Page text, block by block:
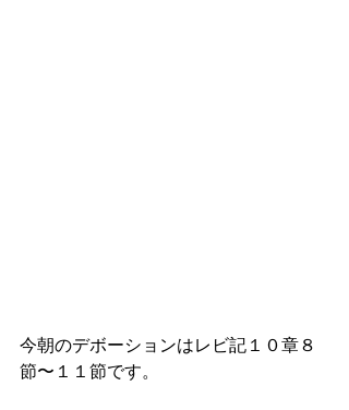
今朝のデボーションはレビ記１０章８
節〜１１節です。